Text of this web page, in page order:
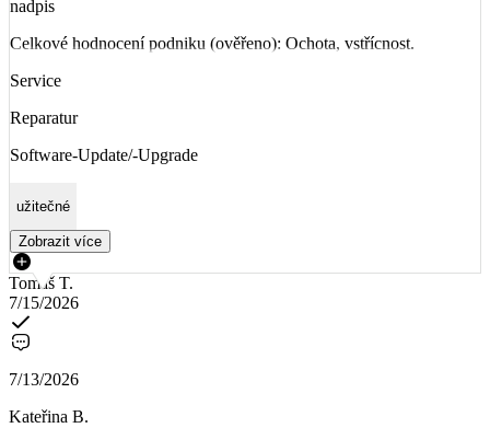
nadpis
Celkové hodnocení podniku (ověřeno): Ochota, vstřícnost.
Service
Reparatur
Software-Update/-Upgrade
užitečné
Zobrazit více
Tomáš T.
7/15/2026
7/13/2026
Kateřina B.